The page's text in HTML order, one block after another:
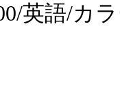
英語/カ